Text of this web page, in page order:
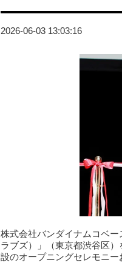
2026-06-03 13:03:16
株式会社バンダイナムコベ
ラブズ）」（東京都渋谷区
設のオープニングセレモニー